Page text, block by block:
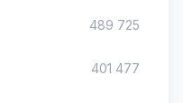
489 725
401 477